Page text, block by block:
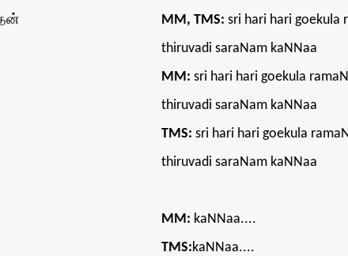
MM, TMS: sri hari hari goekula
thiruvadi saraNam kaNNaa
MM: sri hari hari goekula
thiruvadi saraNam kaNNaa
TMS: sri hari hari goekula
thiruvadi saraNam kaNNaa
MM: kaNNaa....
TMS:kaNNaa....